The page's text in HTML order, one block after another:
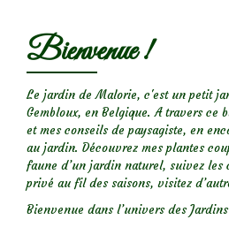
Bienvenue !
Le jardin de Malorie, c'est un petit
Gembloux, en Belgique. A travers ce
et mes conseils de paysagiste, en
au jardin. Découvrez mes plantes
faune d’un jardin naturel, suivez les
privé au fil des saisons, visitez
Bienvenue dans l’univers des